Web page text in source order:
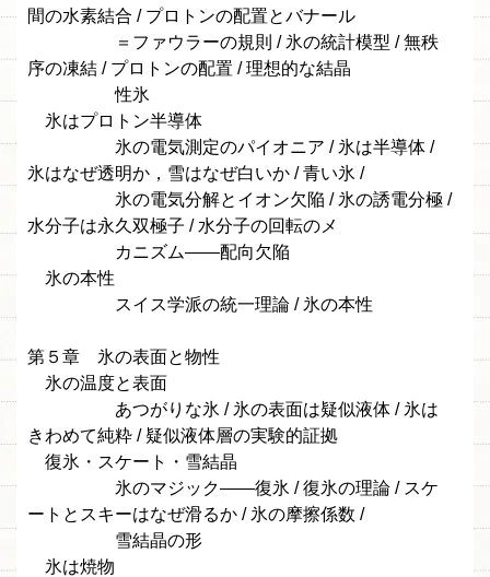
間の水素結合 / プロトンの配置とバナール
＝ファウラーの規則 / 氷の統計模型 / 無秩
序の凍結 / プロトンの配置 / 理想的な結晶
性氷
氷はプロトン半導体
氷の電気測定のパイオニア / 氷は半導体 /
氷はなぜ透明か，雪はなぜ白いか / 青い氷 /
氷の電気分解とイオン欠陥 / 氷の誘電分極 /
水分子は永久双極子 / 水分子の回転のメ
カニズム——配向欠陥
氷の本性
スイス学派の統一理論 / 氷の本性
第５章 氷の表面と物性
氷の温度と表面
あつがりな氷 / 氷の表面は疑似液体 / 氷は
きわめて純粋 / 疑似液体層の実験的証拠
復氷・スケート・雪結晶
氷のマジック——復氷 / 復氷の理論 / スケ
ートとスキーはなぜ滑るか / 氷の摩擦係数 /
雪結晶の形
氷は焼物